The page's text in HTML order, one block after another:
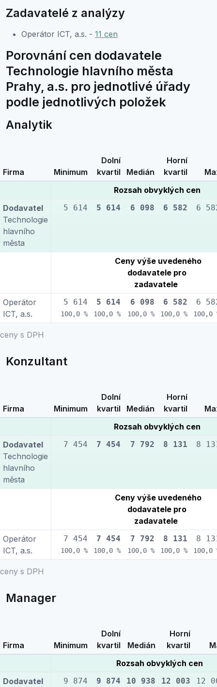
Zadavatelé z analýzy
Operátor ICT, a.s. - 11 cen
Porovnání cen dodavatele
Technologie hlavního města
Prahy, a.s. pro jednotlivé úřady
podle jednotlivých položek
Analytik
ceny s DPH
Firma Minimum
Dolní
kvartil
Medián
Horní
kvartil
Rozsah obvyklých cen
Dodavatel
Technologie
hlavního
města
5 614 5 614 6 098 6 582 6
Ceny výše uvedeného
dodavatele pro
zadavatele
Operátor
ICT, a.s.
5 614
100,0 %
5 614
100,0 %
6 098
100,0 %
6 582
100,0 %
6
100,0
Konzultant
ceny s DPH
Firma Minimum
Dolní
kvartil
Medián
Horní
kvartil
Rozsah obvyklých cen
Dodavatel
Technologie
hlavního
města
7 454 7 454 7 792 8 131 8
Ceny výše uvedeného
dodavatele pro
zadavatele
Operátor
ICT, a.s.
7 454
100,0 %
7 454
100,0 %
7 792
100,0 %
8 131
100,0 %
8
100,0
Manager
Firma Minimum
Dolní
kvartil
Medián
Horní
kvartil
Rozsah obvyklých cen
Dodavatel
9 874 9 874 10 938 12 003 12